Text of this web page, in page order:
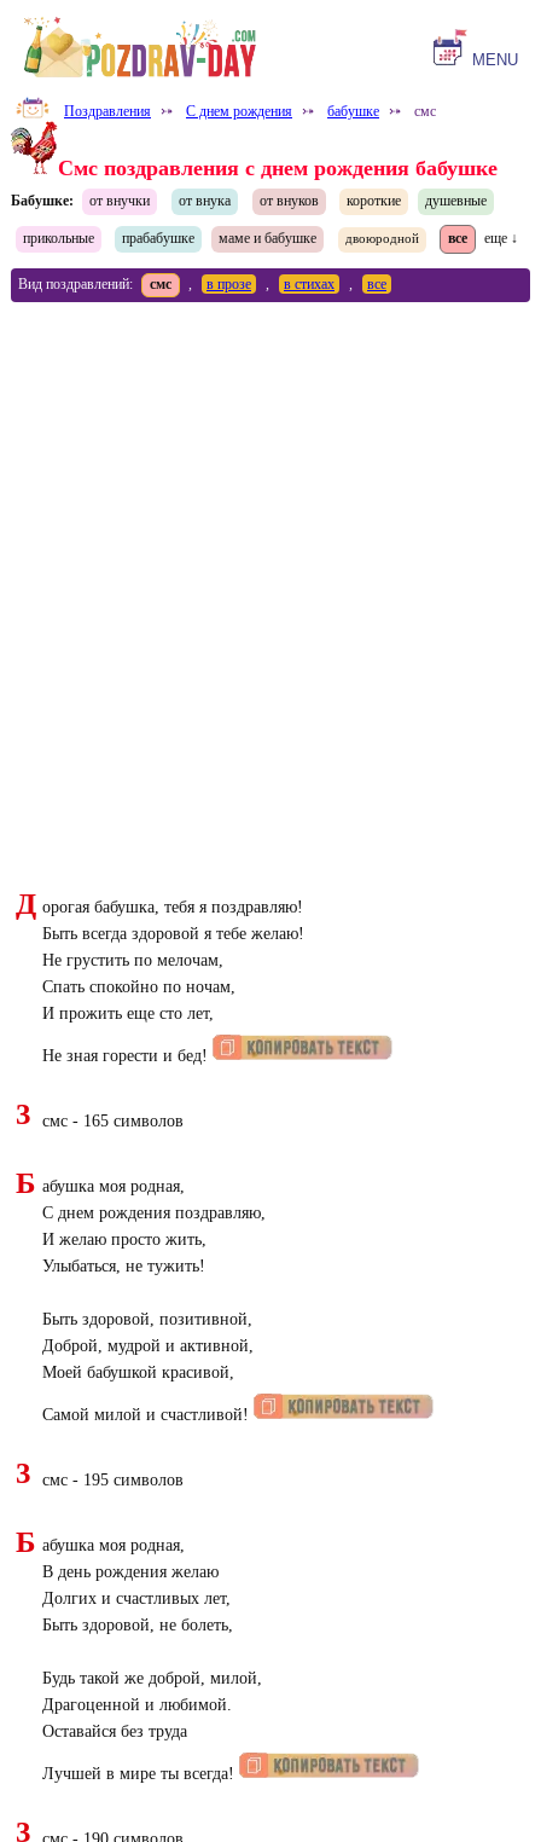
MENU
Поздравления ⤐ С днем рождения ⤐ бабушке ⤐ смс
Смс поздравления с днем рождения бабушке
Бабушке: от внучки от внука от внуков короткие душевные
прикольные прабабушке маме и бабушке двоюродной все еще ↓
Вид поздравлений: смс , в прозе , в стихах , все
Д орогая бабушка, тебя я поздравляю!
Быть всегда здоровой я тебе желаю!
Не грустить по мелочам,
Спать спокойно по ночам,
И прожить еще сто лет,
Не зная горести и бед!
3 смс - 165 символов
Б абушка моя родная,
С днем рождения поздравляю,
И желаю просто жить,
Улыбаться, не тужить!
Быть здоровой, позитивной,
Доброй, мудрой и активной,
Моей бабушкой красивой,
Самой милой и счастливой!
3 смс - 195 символов
Б абушка моя родная,
В день рождения желаю
Долгих и счастливых лет,
Быть здоровой, не болеть,
Будь такой же доброй, милой,
Драгоценной и любимой.
Оставайся без труда
Лучшей в мире ты всегда!
3